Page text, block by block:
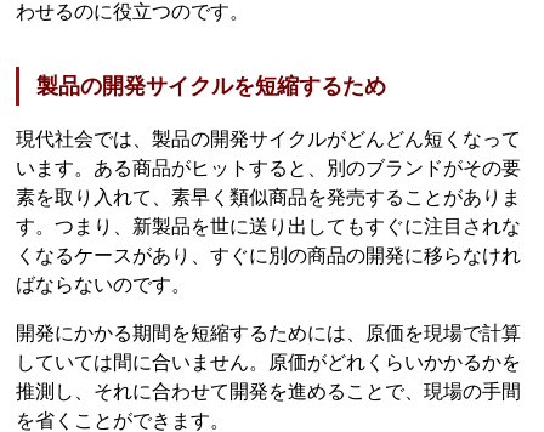
わせるのに役立つのです。
製品の開発サイクルを短縮するため
現代社会では、製品の開発サイクルがどんどん短くなって
います。ある商品がヒットすると、別のブランドがその要
素を取り入れて、素早く類似商品を発売することがありま
す。つまり、新製品を世に送り出してもすぐに注目されな
くなるケースがあり、すぐに別の商品の開発に移らなけれ
ばならないのです。
開発にかかる期間を短縮するためには、原価を現場で計算
していては間に合いません。原価がどれくらいかかるかを
推測し、それに合わせて開発を進めることで、現場の手間
を省くことができます。